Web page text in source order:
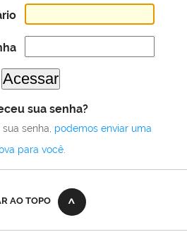
sua senha?
senha, podemos enviar uma
para você.
AO TOPO